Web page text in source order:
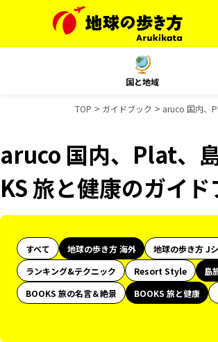
国と地域
TOP ガイドブック aruco 国内、
aruco 国内、Plat、
KS 旅と健康のガイ
すべて 地球の歩き方 海外 地球の歩き方 J
ランキング&テクニック
Resort Style 島
BOOKS 旅の名言＆絶景
BOOKS 旅と健康